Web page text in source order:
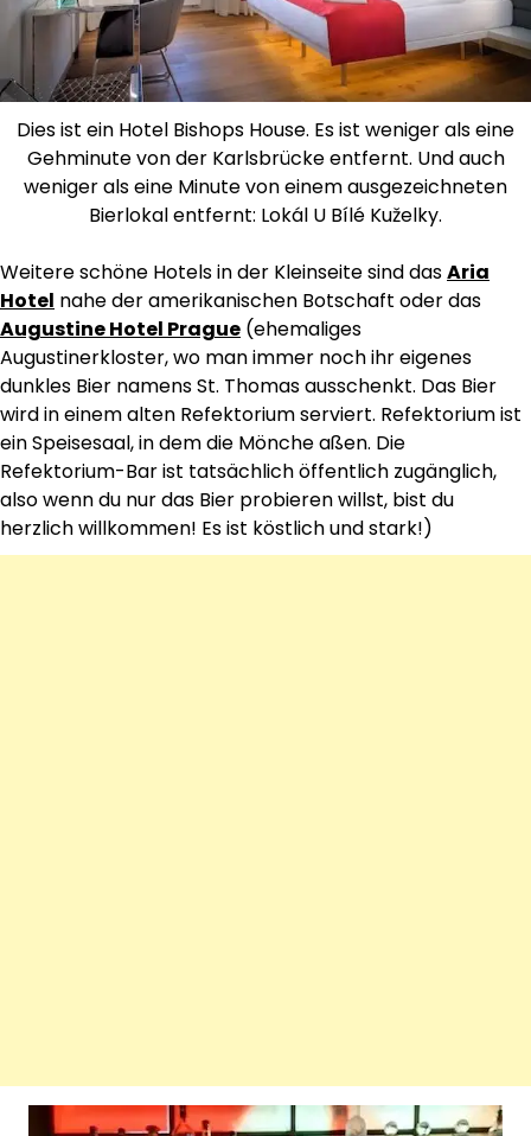
Dies ist ein Hotel Bishops House. Es ist weniger als eine
Gehminute von der Karlsbrücke entfernt. Und auch
weniger als eine Minute von einem ausgezeichneten
Bierlokal entfernt: Lokál U Bílé Kuželky.
Weitere schöne Hotels in der Kleinseite sind dasAria
Hotel nahe der amerikanischen Botschaft oder das
Augustine Hotel Prague (ehemaliges
Augustinerkloster, wo man immer noch ihr eigenes
dunkles Bier namens St. Thomas ausschenkt. Das Bier
wird in einem alten Refektorium serviert. Refektorium ist
ein Speisesaal, in dem die Mönche aßen. Die
Refektorium-Bar ist tatsächlich öffentlich zugänglich,
also wenn du nur das Bier probieren willst, bist du
herzlich willkommen! Es ist köstlich und stark!)